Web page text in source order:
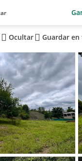
Ocultar Guardar